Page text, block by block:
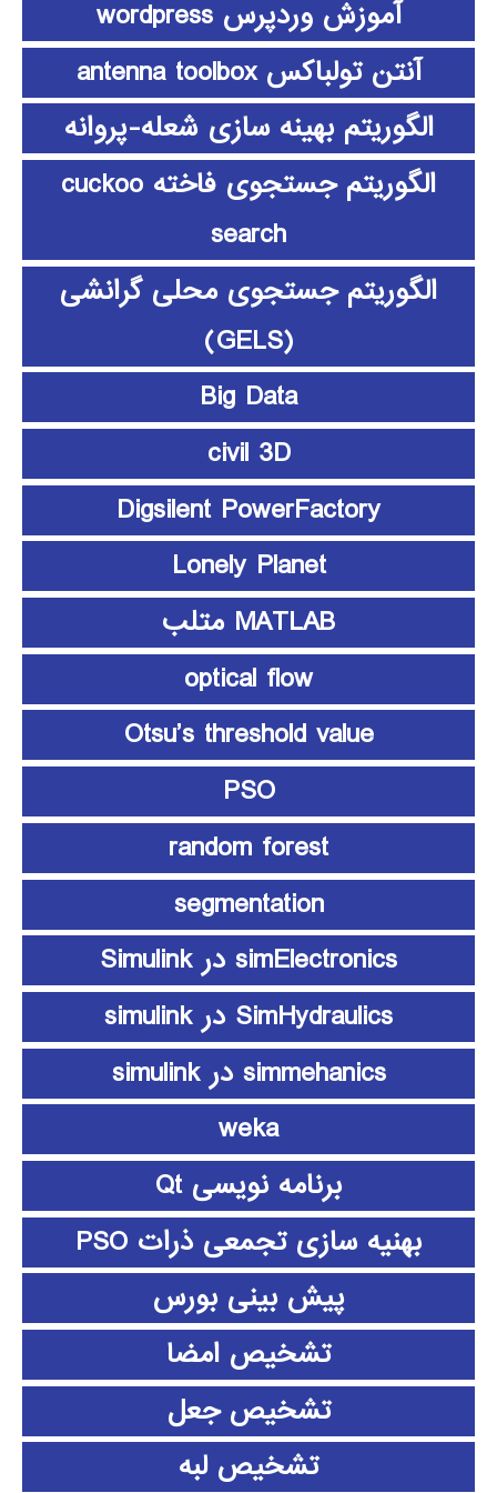
آموزش وردپرس wordpress
آنتن تولباکس antenna toolbox
الگوریتم بهینه سازی شعله-پروانه
الگوریتم جستجوی فاخته cuckoo
search
الگوریتم جستجوی محلی گرانشی
(GELS)
Big Data
civil 3D
Digsilent PowerFactory
Lonely Planet
MATLAB متلب
optical flow
Otsu’s threshold value
PSO
random forest
segmentation
simElectronics در Simulink
SimHydraulics در simulink
simmehanics در simulink
weka
برنامه نویسی Qt
بهنیه سازی تجمعی ذرات PSO
پیش بینی بورس
تشخیص امضا
تشخیص جعل
تشخیص لبه